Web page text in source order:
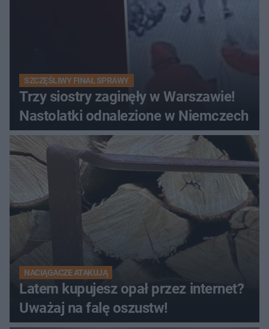
SZCZĘŚLIWY FINAŁ SPRAWY
Trzy siostry zaginęły w Warszawie!
Nastolatki odnalezione w Niemczech
NACIĄGACZE ATAKUJĄ
Latem kupujesz opał przez internet?
Uważaj na falę oszustw!